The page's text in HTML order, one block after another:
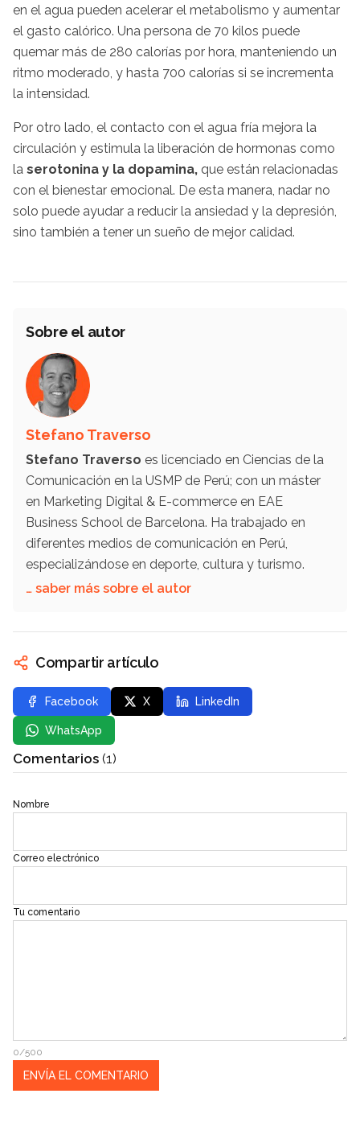
en el agua pueden acelerar el metabolismo y aumentar
el gasto calórico. Una persona de 70 kilos puede
quemar más de 280 calorías por hora, manteniendo un
ritmo moderado, y hasta 700 calorías si se incrementa
la intensidad.
Por otro lado, el contacto con el agua fría mejora la
circulación y estimula la liberación de hormonas como
la serotonina y la dopamina, que están relacionadas
con el bienestar emocional. De esta manera, nadar no
solo puede ayudar a reducir la ansiedad y la depresión,
sino también a tener un sueño de mejor calidad.
Sobre el autor
Stefano Traverso
Stefano Traverso es licenciado en Ciencias de la
Comunicación en la USMP de Perú; con un máster
en Marketing Digital & E-commerce en EAE
Business School de Barcelona. Ha trabajado en
diferentes medios de comunicación en Perú,
especializándose en deporte, cultura y turismo.
… saber más sobre el autor
Compartir artículo
Facebook X LinkedIn
WhatsApp
Comentarios (1)
Nombre
Correo electrónico
Tu comentario
0/500